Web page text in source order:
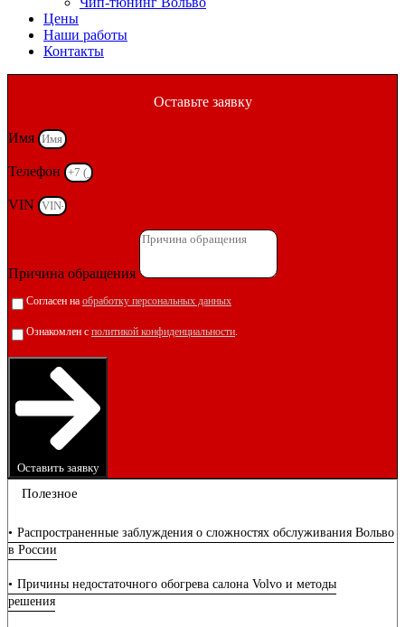
Цены
Наши работы
Контакты
Оставьте заявку
Имя
Телефон
VIN
Причина обращения
Согласен на обработку персональных данных
Ознакомлен с политикой конфиденциальности.
Оставить заявку
Полезное
Распространенные заблуждения о сложностях обслуживания Вольво
в России
Причины недостаточного обогрева салона Volvo и методы
решения